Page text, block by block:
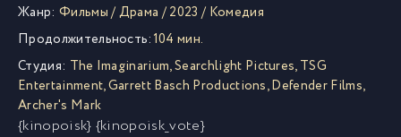
Жанр: Фильмы/Драма /2023 / Комедия
Продолжительность:104 мин.
Студия: The Imaginarium,Searchlight Pictures,TSG
Entertainment,Garrett Basch Productions,Defender Films,
Archer's Mark
{kinopoisk} {kinopoisk_vote}